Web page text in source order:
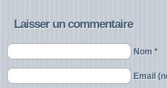
Laisser un commentaire
Nom *
Email